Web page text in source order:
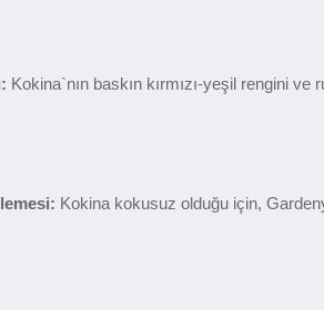
Kokina`nın baskın kırmızı-yeşil rengini
Kokina kokusuz olduğu için,